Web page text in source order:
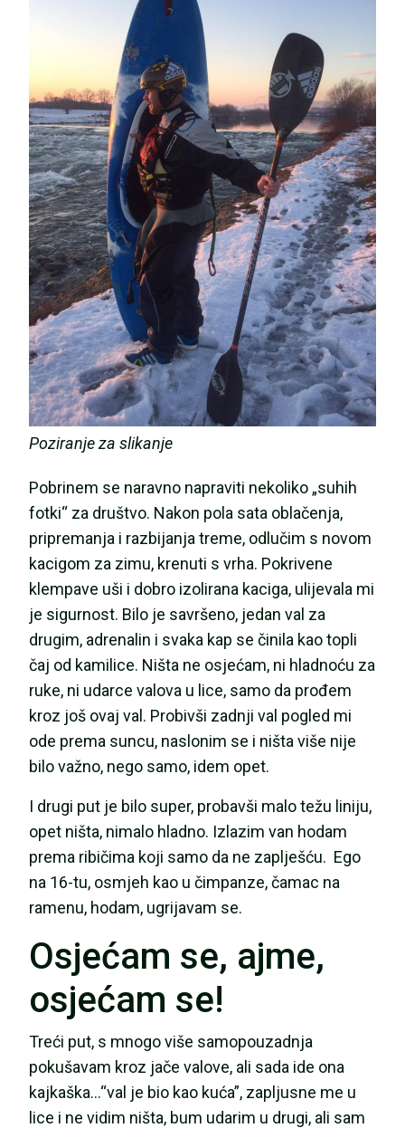
Poziranje za slikanje
Pobrinem se naravno napraviti nekoliko „suhih
fotki“ za društvo. Nakon pola sata oblačenja,
pripremanja i razbijanja treme, odlučim s novom
kacigom za zimu, krenuti s vrha. Pokrivene
klempave uši i dobro izolirana kaciga, ulijevala mi
je sigurnost. Bilo je savršeno, jedan val za
drugim, adrenalin i svaka kap se činila kao topli
čaj od kamilice. Ništa ne osjećam, ni hladnoću za
ruke, ni udarce valova u lice, samo da prođem
kroz još ovaj val. Probivši zadnji val pogled mi
ode prema suncu, naslonim se i ništa više nije
bilo važno, nego samo, idem opet.
I drugi put je bilo super, probavši malo težu liniju,
opet ništa, nimalo hladno. Izlazim van hodam
prema ribičima koji samo da ne zaplješću. Ego
na 16-tu, osmjeh kao u čimpanze, čamac na
ramenu, hodam, ugrijavam se.
Osjećam se, ajme,
osjećam se!
Treći put, s mnogo više samopouzadnja
pokušavam kroz jače valove, ali sada ide ona
kajkaška…“val je bio kao kuća”, zapljusne me u
lice i ne vidim ništa, bum udarim u drugi, ali sam